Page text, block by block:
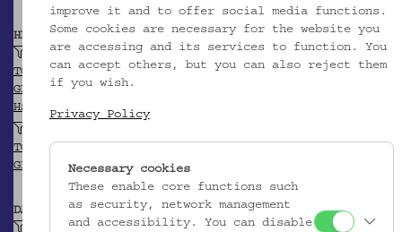
HERKUNFT
Tarent
TGN
GEONAMES
HSA-Thesaurus
TGN
GEONAMES
DATIERUNG
Ende 19. Jh.
improve it and to offer social media functions.
Some cookies are necessary for the website you
are accessing and its services to function. You
can accept others, but you can also reject them
if you wish.
Privacy Policy
Necessary cookies
These enable core functions such
as security, network management
and accessibility. You can disable